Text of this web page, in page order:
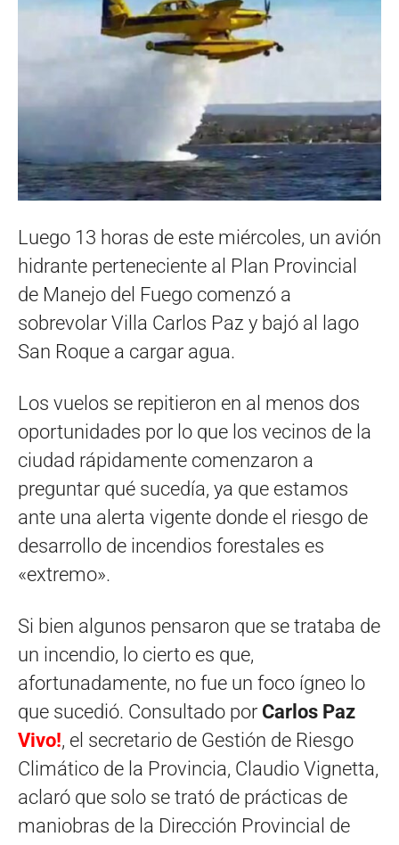
Luego 13 horas de este miércoles, un avión
hidrante perteneciente al Plan Provincial
de Manejo del Fuego comenzó a
sobrevolar Villa Carlos Paz y bajó al lago
San Roque a cargar agua.
Los vuelos se repitieron en al menos dos
oportunidades por lo que los vecinos de la
ciudad rápidamente comenzaron a
preguntar qué sucedía, ya que estamos
ante una alerta vigente donde el riesgo de
desarrollo de incendios forestales es
«extremo».
Si bien algunos pensaron que se trataba de
un incendio, lo cierto es que,
afortunadamente, no fue un foco ígneo lo
que sucedió. Consultado por Carlos Paz
Vivo!, el secretario de Gestión de Riesgo
Climático de la Provincia, Claudio Vignetta,
aclaró que solo se trató de prácticas de
maniobras de la Dirección Provincial de